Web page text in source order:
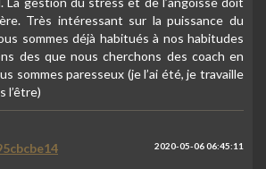
Très intéressant sur la puissance du
sommes déjà habitués à nos habitudes
des que nous cherchons des coach en
sommes paresseux (je l’ai été, je travaille
l’être)
2020-05-06 06:45:11